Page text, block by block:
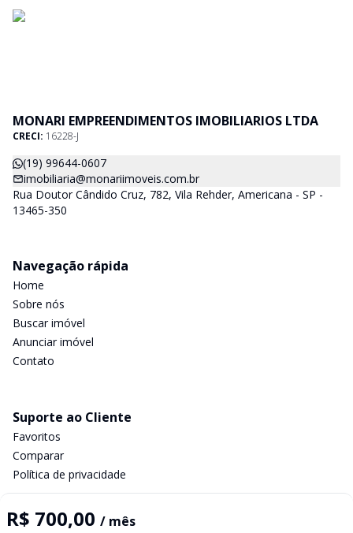
R$ 700,00 / mês
MONARI EMPREENDIMENTOS IMOBILIARIOS LTDA
CRECI: 16228-J
(19) 99644-0607
imobiliaria@monariimoveis.com.br
Rua Doutor Cândido Cruz, 782, Vila Rehder, Americana - SP -
13465-350
Navegação rápida
Home
Sobre nós
Buscar imóvel
Anunciar imóvel
Contato
Suporte ao Cliente
Favoritos
Comparar
Política de privacidade